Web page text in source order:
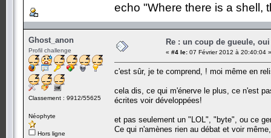
echo "Where there is a shell,
Ghost_anon
Profil challenge
Classement : 9912/55625
Néophyte
Hors ligne
Re : un coup de gueule, oui
« #4 le: 07 Février 2012 à 20:40:04 »
c'est sûr, je te comprend, ! moi même en
cela dis, ce qui m'énerve le plus, ce n'est
écrites voir développées!
et pas seulement un "LOL", "byte", ou ce
Ce qui n'amènes rien au débat et voir